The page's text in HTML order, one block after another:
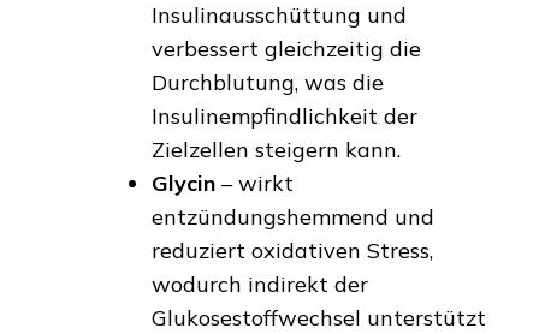
Insulinausschüttung und
verbessert gleichzeitig die
Durchblutung, was die
Insulinempfindlichkeit der
Zielzellen steigern kann.
Glycin – wirkt
entzündungshemmend und
reduziert oxidativen Stress,
wodurch indirekt der
Glukosestoffwechsel unterstützt